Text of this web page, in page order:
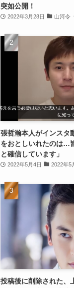
突如公開！
2022年3月28日 山河令
張哲瀚本人がインスタ
をおとしいれたのは…
と確信しています」
2022年5月4日 2022年5
投稿後に削除された、